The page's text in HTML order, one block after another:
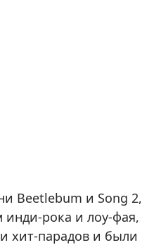
Beetlebum и Song 2,
рока и лоу-фая,
хит-парадов и были